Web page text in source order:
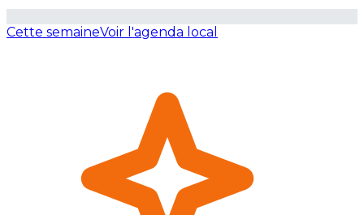
Cette semaineVoir l'agenda local